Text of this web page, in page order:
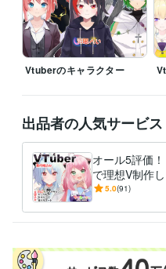
イラスト作成・漫画制作
イラスト Vtuber IRIAM キャ
モデリング
イラスト作成・漫画制作 イラ
キャラクターデザイン
Vtuberのキャラクター
出品者の人気サービス
オール5評価
で理想V制作
まで完全サポ
5.0(91)